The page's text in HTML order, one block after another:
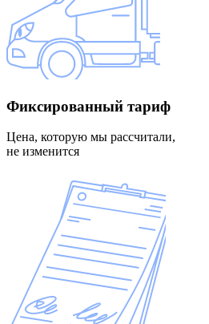
Фиксированный тариф
Цена, которую мы рассчитали,
не изменится